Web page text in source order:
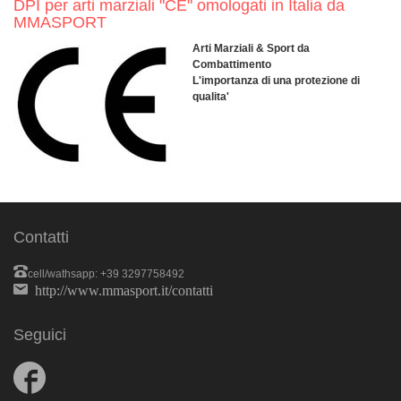
DPI per arti marziali "CE" omologati in Italia da
MMASPORT
Arti Marziali & Sport da
Combattimento
L'importanza di una protezione di
qualita'
Contatti
cell/wathsapp: +39 3297758492
http://www.mmasport.it/contatti
Seguici
us